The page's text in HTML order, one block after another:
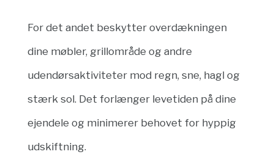
For det andet beskytter overdækningen
dine møbler, grillområde og andre
udendørsaktiviteter mod regn, sne, hagl og
stærk sol. Det forlænger levetiden på dine
ejendele og minimerer behovet for hyppig
udskiftning.